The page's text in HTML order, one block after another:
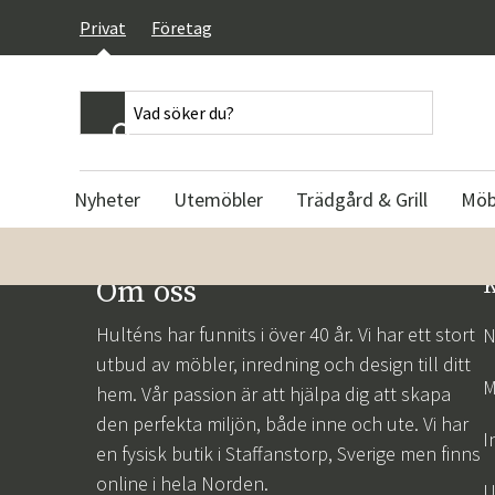
Privat Företag
Nyheter Utemöbler
Matbord
Klaffbord
Soffbord
Sidobord
Barbord
Cafébord
Balkongbord
Karmstolar
Stolar utan karm
Fällstolar
Fåtöljer
Barstolar
Trädgård & Grill
Parasoll
Frihängande parasoll
Parasollfötter
Parasollskydd
Paviljonger
Solsegel
Parasoll kapell
Fåtöljdynor
Soffdynor
Solsängsdynor
Baden Baden dynor
Bänkdynor
Matbord
Soffbord
Skrivbord
Sidobord
Sängbord & Nattduksbord
Avlastningsbord
Drinkvagnar
Barstolar
Kontorsstolar &
Skrivbordsstolar
Bänkar & Pallar
Krukor & vaser
Speglar
Ljusstakar & lyktor
Inredningsdetaljer
Tavlor & posters
Spel
Fotoalbum
Golvlampor
Taklampor
Vägglampor
Lampskärmar
Portabla lampor
Om oss
Hulténs har funnits i över 40 år. Vi har ett stort
utbud av möbler, inredning och design till ditt
hem. Vår passion är att hjälpa dig att skapa
den perfekta miljön, både inne och ute. Vi har
en fysisk butik i Staffanstorp, Sverige men finns
online i hela Norden.